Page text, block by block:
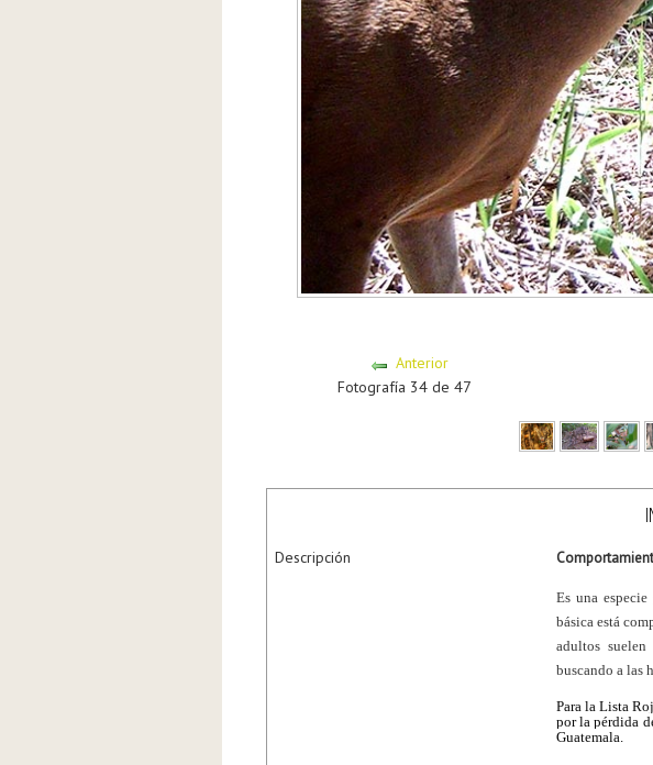
Anterior
Fotografía 34 de 47
Descripción
Es una
básica está
adultos suelen
buscando a las
Para la Lista
por la pérdida
Guatemala.